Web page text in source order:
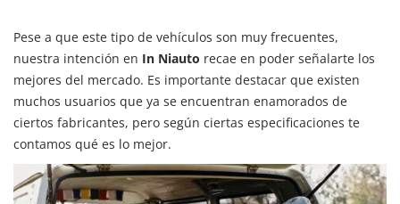
Pese a que este tipo de vehículos son muy frecuentes,
nuestra intención en In Niauto recae en poder señalarte los
mejores del mercado. Es importante destacar que existen
muchos usuarios que ya se encuentran enamorados de
ciertos fabricantes, pero según ciertas especificaciones te
contamos qué es lo mejor.